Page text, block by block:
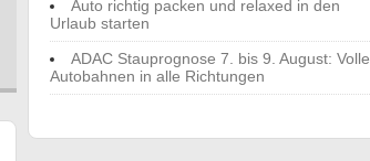
Auto richtig packen und relaxed in den
Urlaub starten
ADAC Stauprognose 7. bis 9. August: Volle
Autobahnen in alle Richtungen